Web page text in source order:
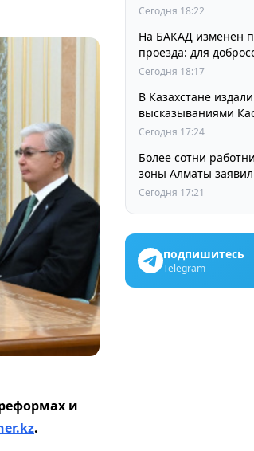
и
.
Сегодня 18:22
На БАКАД изменен
проезда: для
пользователей
Сегодня 18:17
В Казахстане
высказываниями
Сегодня 17:24
Более сотни
зоны Алматы
принять участие в
Сегодня 17:21
подпишитесь
Telegram